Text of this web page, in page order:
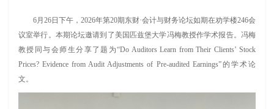
6月26日下午，2026年第20期东财·会计与财务论坛如期在劝学楼246会
议室举行。本期论坛邀请到了美国匹兹堡大学冯梅教授作学术报告。冯梅
教授同与会师生分享了题为“Do Auditors Learn from Their Clients’ Stock
Prices? Evidence from Audit Adjustments of Pre-audited Earnings”的学术论
文。